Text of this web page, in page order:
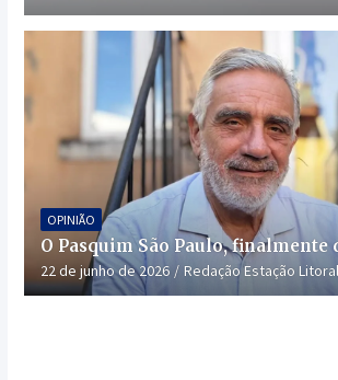
OPINIÃO
O Pasquim São Paulo,
22 de junho de 2026 Redação Estação